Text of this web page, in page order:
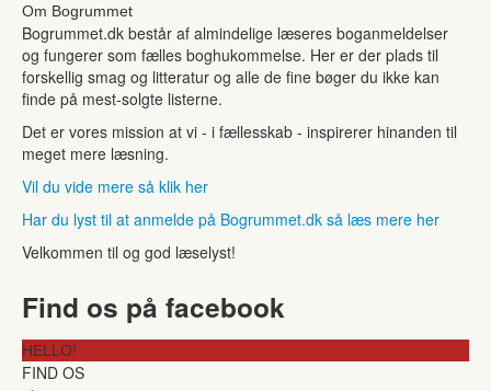
Om Bogrummet
Bogrummet.dk består af almindelige læseres boganmeldelser
og fungerer som fælles boghukommelse. Her er der plads til
forskellig smag og litteratur og alle de fine bøger du ikke kan
finde på mest-solgte listerne.
Det er vores mission at vi - i fællesskab - inspirerer hinanden til
meget mere læsning.
Vil du vide mere så klik her
Har du lyst til at anmelde på Bogrummet.dk så læs mere her
Velkommen til og god læselyst!
Find os på facebook
HELLO!
FIND OS